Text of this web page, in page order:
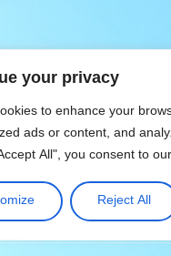
your privacy
to enhance your
ads or content, and
All", you consent to
Reject All